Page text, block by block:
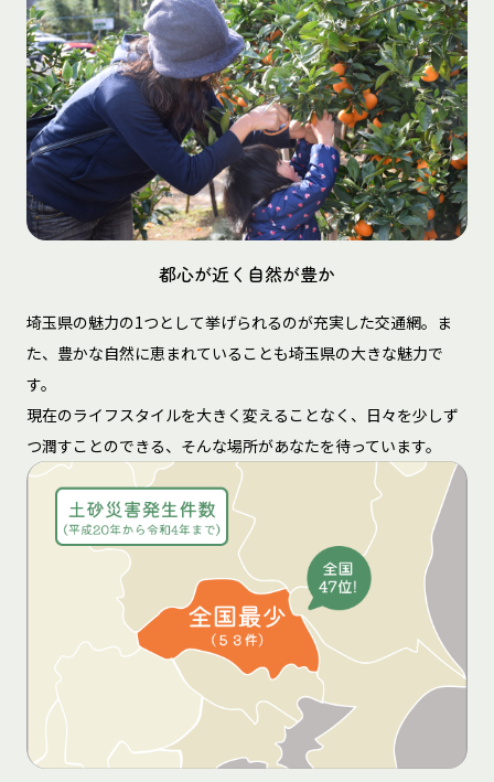
都心が近く自然が豊か
埼玉県の魅力の1つとして挙げられるのが充実した交通網。ま
た、豊かな自然に恵まれていることも埼玉県の大きな魅力で
す。
現在のライフスタイルを大きく変えることなく、日々を少しず
つ潤すことのできる、そんな場所があなたを待っています。